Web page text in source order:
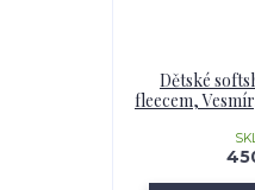
Dětské
fleecem,